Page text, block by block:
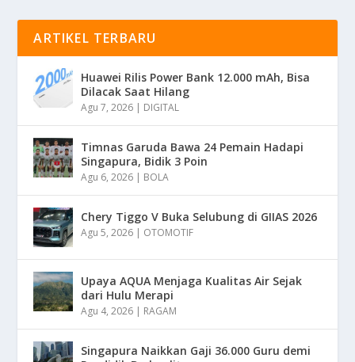
ARTIKEL TERBARU
Huawei Rilis Power Bank 12.000 mAh, Bisa
Dilacak Saat Hilang
Agu 7, 2026 | DIGITAL
Timnas Garuda Bawa 24 Pemain Hadapi
Singapura, Bidik 3 Poin
Agu 6, 2026 | BOLA
Chery Tiggo V Buka Selubung di GIIAS 2026
Agu 5, 2026 | OTOMOTIF
Upaya AQUA Menjaga Kualitas Air Sejak
dari Hulu Merapi
Agu 4, 2026 | RAGAM
Singapura Naikkan Gaji 36.000 Guru demi